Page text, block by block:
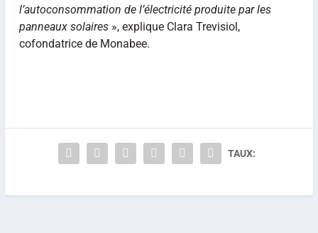
l’autoconsommation de l’électricité produite par les
panneaux solaires», explique Clara Trevisiol,
cofondatrice de Monabee.
TAUX: